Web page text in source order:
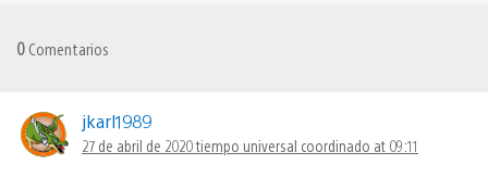
0 Comentarios
jkarl1989
27 de abril de 2020 tiempo universal coordinado at 09:11